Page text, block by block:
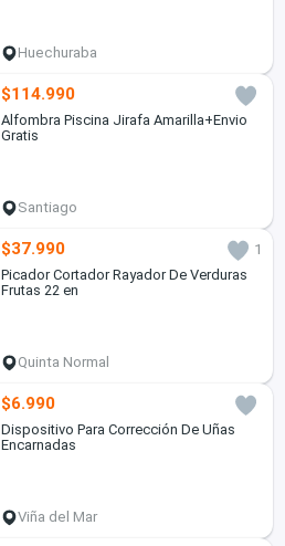
Huechuraba
$114.990
Alfombra Piscina Jirafa Amarilla+Envio
Gratis
Santiago
$37.990
1
Picador Cortador Rayador De Verduras
Frutas 22 en
Quinta Normal
$6.990
Dispositivo Para Corrección De Uñas
Encarnadas
Viña del Mar